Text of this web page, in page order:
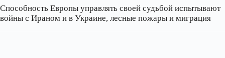
Способность Европы управлять своей судьбой испытывают
войны с Ираном и в Украине, лесные пожары и миграция